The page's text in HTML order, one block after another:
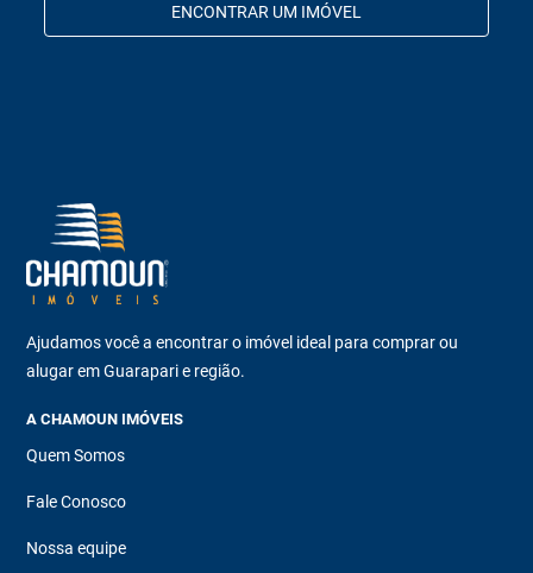
ENCONTRAR UM IMÓVEL
Ajudamos você a encontrar o imóvel ideal para comprar ou
alugar em Guarapari e região.
A CHAMOUN IMÓVEIS
Quem Somos
Fale Conosco
Nossa equipe